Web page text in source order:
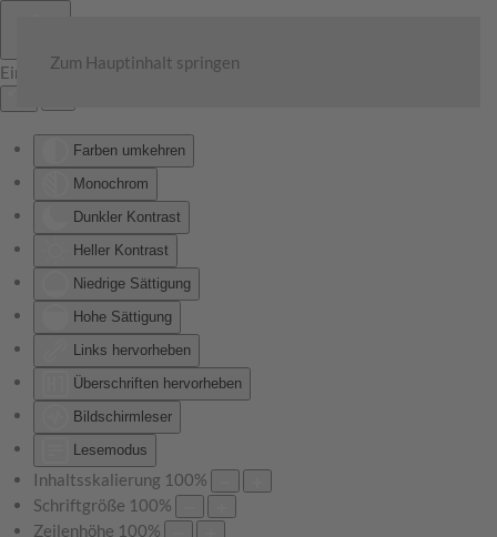
Eingabehilfen öffnen
Farben umkehren
Monochrom
Dunkler Kontrast
Heller Kontrast
Niedrige Sättigung
Hohe Sättigung
Links hervorheben
Überschriften hervorheben
Bildschirmleser
Lesemodus
Inhaltsskalierung 100%
Schriftgröße 100%
Zeilenhöhe 100%
Zum Hauptinhalt springen